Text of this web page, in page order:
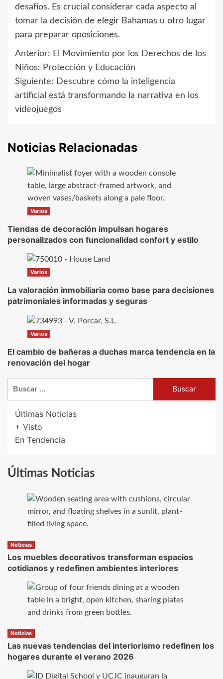
desafíos. Es crucial considerar cada aspecto al
tomar la decisión de elegir Bahamas u otro lugar
para preparar oposiciones.
Navegación
de
entradas
Anterior: El Movimiento por los Derechos de los
Niños: Protección y Educación
Siguiente: Descubre cómo la inteligencia
artificial está transformando la narrativa en los
videojuegos
Noticias Relacionadas
Varios
Tiendas de decoración impulsan hogares
personalizados con funcionalidad confort y estilo
Varios
La valoración inmobiliaria como base para decisiones
patrimoniales informadas y seguras
Varios
El cambio de bañeras a duchas marca tendencia en la
renovación del hogar
Últimas Noticias
+ Visto
En Tendencia
Últimas Noticias
Noticias
Los muebles decorativos transforman espacios
cotidianos y redefinen ambientes interiores
Noticias
Las nuevas tendencias del interiorismo redefinen los
hogares durante el verano 2026